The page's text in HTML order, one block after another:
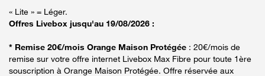
« Lite » = Léger.
Offres Livebox jusqu'au 19/08/2026 :
* Remise 20€/mois Orange Maison Protégée : 20€/mois de
remise sur votre offre internet Livebox Max Fibre pour toute 1ère
souscription à Orange Maison Protégée. Offre réservée aux